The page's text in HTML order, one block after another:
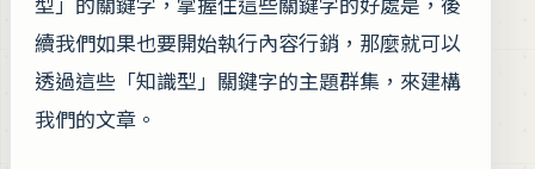
續我們如果也要開始執行內容行銷，那麼就可以
透過這些「知識型」關鍵字的主題群集，來建構
我們的文章。